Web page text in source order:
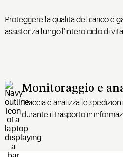
Proteggere la qualità del carico e
assistenza lungo l’intero ciclo di
Monitoraggio e
Traccia e analizza le
durante il trasporto in